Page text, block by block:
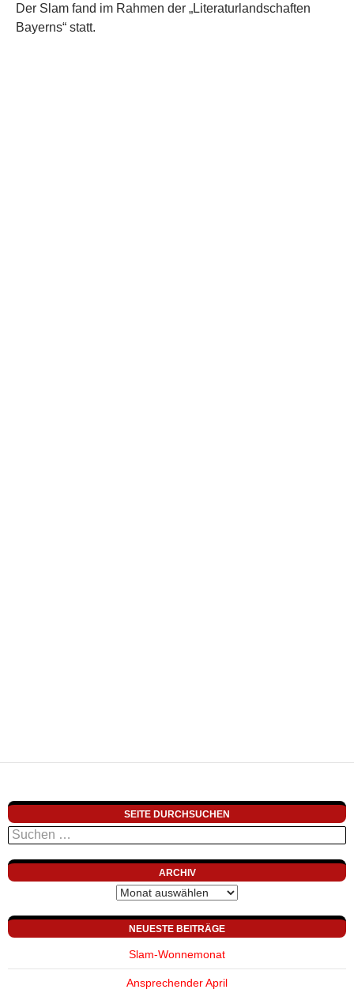
Der Slam fand im Rahmen der „Literaturlandschaften
Bayerns“ statt.
SEITE DURCHSUCHEN
Suchen
nach:
ARCHIV
Archiv
NEUESTE BEITRÄGE
Slam-Wonnemonat
Ansprechender April